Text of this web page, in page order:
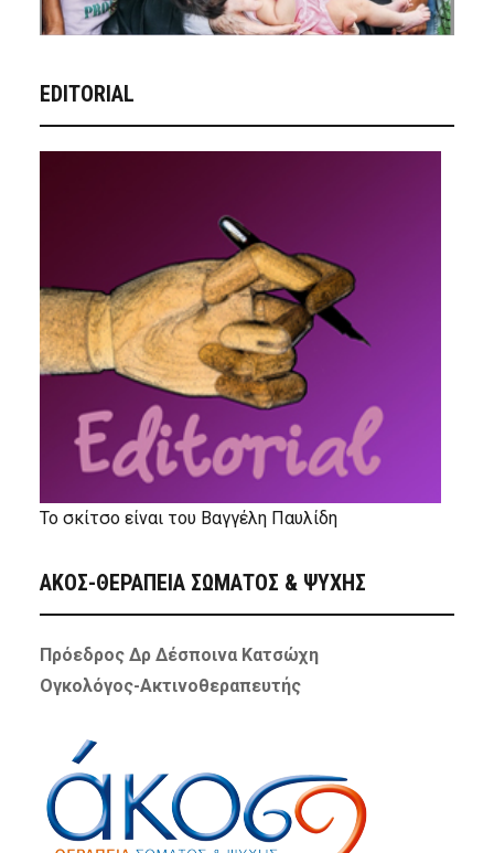
EDITORIAL
Το σκίτσο είναι του Βαγγέλη Παυλίδη
ΑΚΟΣ-ΘΕΡΑΠΕΙΑ ΣΩΜΑΤΟΣ & ΨΥΧΗΣ
Πρόεδρος Δρ Δέσποινα Κατσώχη
Ογκολόγος-Ακτινοθεραπευτής